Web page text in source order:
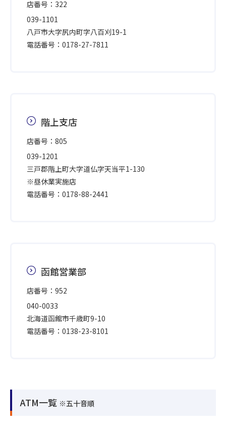
店番号：322
039-1101
八戸市大字尻内町字八百刈19-1
電話番号：0178-27-7811
階上支店
店番号：805
039-1201
三戸郡階上町大字道仏字天当平1-130
※昼休業実施店
電話番号：0178-88-2441
函館営業部
店番号：952
040-0033
北海道函館市千歳町9-10
電話番号：0138-23-8101
ATM一覧 ※五十音順